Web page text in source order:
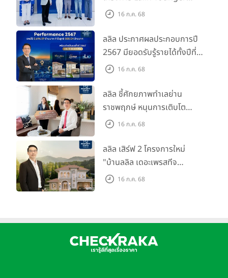
Club ส่งเสริมผู้นำรุ่นใหม่
16 ก.ค. 68
ลลิล ประกาศผลประกอบการปี
2567 มียอดรับรู้รายได้ทั้งปีที่
3,696.59 ล้านบาท กำไรสุทธิ
ปันผลทั้งปี 2567 รวม 0.34
บาท/หุ้น
16 ก.ค. 68
ลลิล ชี้ศักยภาพทำเลย่าน
ราชพฤกษ์ หนุนการเติบโต
ตลาดที่อยู่อาศัย พร้อมเปิดตัว
ราชพฤกษ์-345" มูลค่า 600
ลบ.
16 ก.ค. 68
ลลิล เสิร์ฟ 2 โครงการใหม่
"บ้านลลิล เดอะเพรสทีจ
ราชบุรี" และ "ไลโอ ราชบุรี"
16 ก.ค. 68